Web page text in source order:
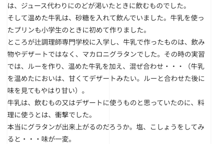
は、ジュース代わりにのどが渇いたときに飲むものでした。
そして温めた牛乳は、砂糖を入れて飲んでいました。牛乳を使っ
たプリンも小学生のときに初めて作りました。
ところが辻調理師専門学校に入学し、牛乳で作ったものは、飲み
物やデザートではなく、マカロニグラタンでした。その時の実習
では、ルーを作り、温めた牛乳を加え、混ぜ合わせ・・・（牛乳
を温めたにおいは、甘くてデザートみたい。ルーと合わせた後に
味を見てもやはり甘い）。
牛乳は、飲むもの又はデザートに使うものと思っていたのに、料
理に使うとは、衝撃でした。
本当にグラタンが出来上がるのだろうか。塩、こしょうをしてみ
ると・・・味が一変。